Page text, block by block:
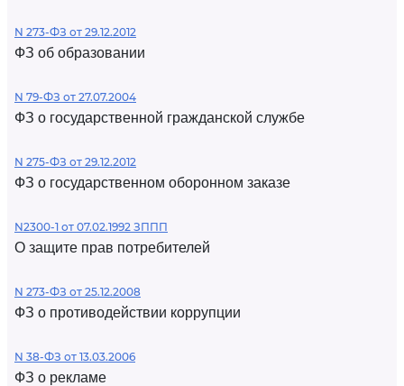
N 273-ФЗ от 29.12.2012
ФЗ об образовании
N 79-ФЗ от 27.07.2004
ФЗ о государственной гражданской службе
N 275-ФЗ от 29.12.2012
ФЗ о государственном оборонном заказе
N2300-1 от 07.02.1992 ЗППП
О защите прав потребителей
N 273-ФЗ от 25.12.2008
ФЗ о противодействии коррупции
N 38-ФЗ от 13.03.2006
ФЗ о рекламе